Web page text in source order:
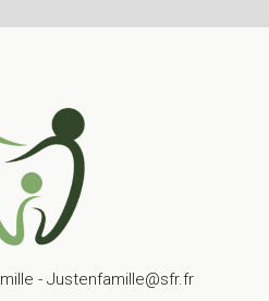
- Justenfamille@sfr.fr